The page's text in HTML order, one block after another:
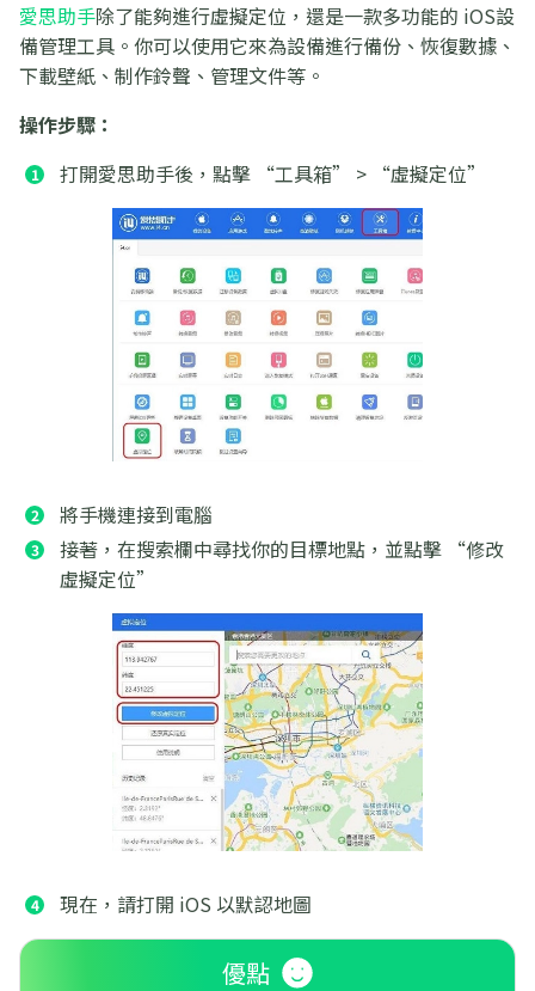
愛思助手除了能夠進行虛擬定位，還是一款多功能的 iOS設
備管理工具。你可以使用它來為設備進行備份、恢復數據、
下載壁紙、制作鈴聲、管理文件等。
操作步驟：
打開愛思助手後，點擊 “工具箱” > “虛擬定位”
將手機連接到電腦
接著，在搜索欄中尋找你的目標地點，並點擊 “修改
虛擬定位”
現在，請打開 iOS 以默認地圖
優點